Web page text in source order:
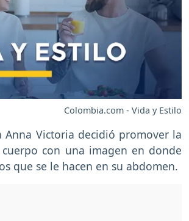
Colombia.com - Vida y Estilo
Anna Victoria decidió promover la
con una imagen en donde
que se le hacen en su abdomen.